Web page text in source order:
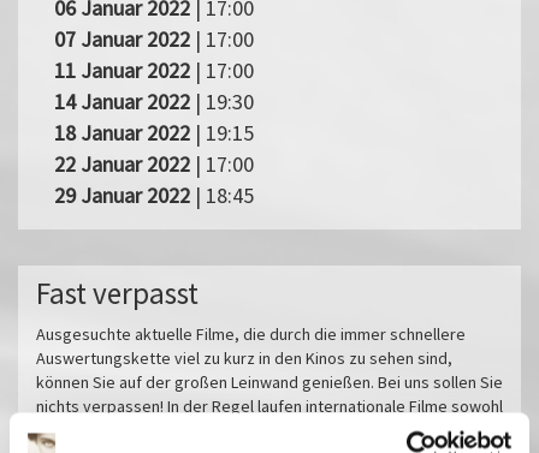
06 Januar 2022 | 17:00
07 Januar 2022 | 17:00
11 Januar 2022 | 17:00
14 Januar 2022 | 19:30
18 Januar 2022 | 19:15
22 Januar 2022 | 17:00
29 Januar 2022 | 18:45
Fast verpasst
Ausgesuchte aktuelle Filme, die durch die immer schnellere
Auswertungskette viel zu kurz in den Kinos zu sehen sind,
können Sie auf der großen Leinwand genießen. Bei uns sollen Sie
nichts verpassen! In der Regel laufen internationale Filme sowohl
synchronisiert als auch in den untertitelten Originalfassungen.